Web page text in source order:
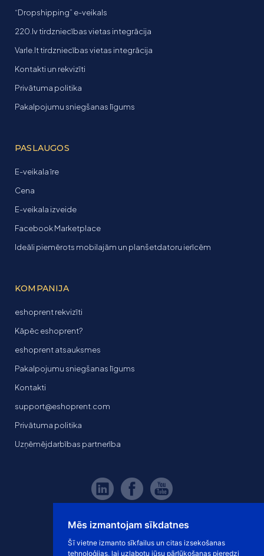
Mēs izmantojam sīkdatnes
Šī vietne izmanto sīkfailus un citas izsekošanas
tehnoloģijas, lai uzlabotu jūsu pārlūkošanas pieredzi
“Dropshipping” e-veikals
220.lv tirdzniecības vietas integrācija
Varle.lt tirdzniecības vietas integrācija
Kontakti un rekvizīti
Privātuma politika
Pakalpojumu sniegšanas līgums
PASLAUGOS
E-veikala īre
Cena
E-veikala izveide
Facebook Marketplace
Ideāli piemērots mobilajām un planšetdatoru ierīcēm
KOMPANIJA
eshoprent rekvizīti
Kāpēc eshoprent?
eshoprent atsauksmes
Pakalpojumu sniegšanas līgums
Kontakti
support@eshoprent.com
Privātuma politika
Uzņēmējdarbības partnerība